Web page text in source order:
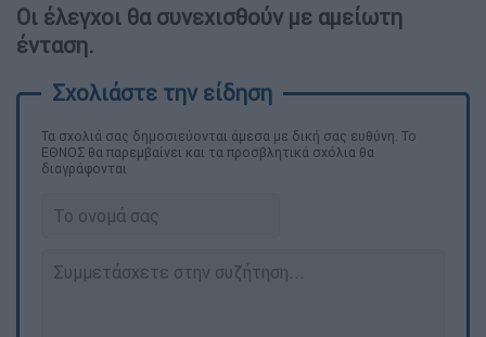
Οι έλεγχοι θα συνεχισθούν με αμείωτη
ένταση.
Τα σχολιά σας δημοσιεύονται άμεσα με δική σας ευθύνη. Το
ΕΘΝΟΣ θα παρεμβαίνει και τα προσβλητικά σχόλια θα
διαγράφονται